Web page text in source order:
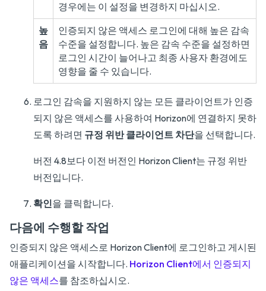
경우에는 이 설정을 변경하지 마십시오.
높
음
인증되지 않은 액세스 로그인에 대해 높은 감속
수준을 설정합니다. 높은 감속 수준을 설정하면
로그인 시간이 늘어나고 최종 사용자 환경에도
영향을 줄 수 있습니다.
로그인 감속을 지원하지 않는 모든 클라이언트가 인증
되지 않은 액세스를 사용하여 Horizon에 연결하지 못하
도록 하려면 규정 위반 클라이언트 차단을 선택합니다.
버전 4.8보다 이전 버전인 Horizon Client는 규정 위반
버전입니다.
확인을 클릭합니다.
다음에 수행할 작업
인증되지 않은 액세스로 Horizon Client에 로그인하고 게시된
애플리케이션을 시작합니다. Horizon Client에서 인증되지
않은 액세스를 참조하십시오.